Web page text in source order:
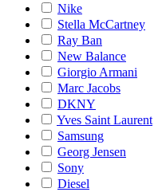
Nike
Stella McCartney
Ray Ban
New Balance
Giorgio Armani
Marc Jacobs
DKNY
Yves Saint Laurent
Samsung
Georg Jensen
Sony
Diesel